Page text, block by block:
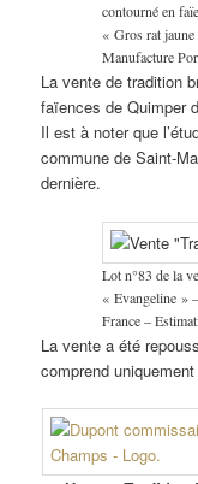
contourné en
« Gros rat
Manufacture
La vente de tradition
faïences de Quimper
Il est à noter que
commune de Saint-
dernière.
Lot n°83 de la
« Evangeline »
France –
La vente a été
comprend